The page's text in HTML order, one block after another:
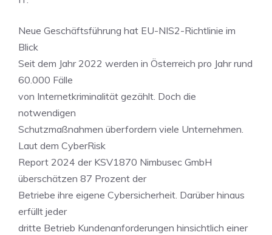
Neue Geschäftsführung hat EU-NIS2-Richtlinie im
Blick
Seit dem Jahr 2022 werden in Österreich pro Jahr rund
60.000 Fälle
von Internetkriminalität gezählt. Doch die
notwendigen
Schutzmaßnahmen überfordern viele Unternehmen.
Laut dem CyberRisk
Report 2024 der KSV1870 Nimbusec GmbH
überschätzen 87 Prozent der
Betriebe ihre eigene Cybersicherheit. Darüber hinaus
erfüllt jeder
dritte Betrieb Kundenanforderungen hinsichtlich einer